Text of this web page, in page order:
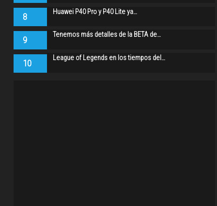
8 Huawei P40 Pro y P40 Lite ya…
9 Tenemos más detalles de la BETA de…
10 League of Legends en los tiempos del…